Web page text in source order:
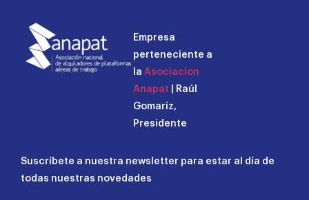
Empresa
perteneciente a
la Asociacion
Anapat | Raúl
Gomariz,
Presidente
Suscríbete a nuestra newsletter para estar al día de
todas nuestras novedades